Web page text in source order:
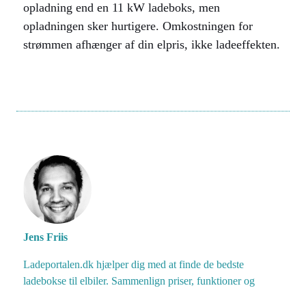
opladning end en 11 kW ladeboks, men
opladningen sker hurtigere. Omkostningen for
strømmen afhænger af din elpris, ikke ladeeffekten.
Jens Friis
Ladeportalen.dk hjælper dig med at finde de bedste
ladebokse til elbiler. Sammenlign priser, funktioner og